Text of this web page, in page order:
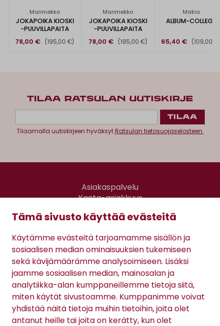
Tämä sivusto käyttää evästeitä
Käytämme evästeitä tarjoamamme sisällön ja
sosiaalisen median ominaisuuksien tukemiseen
sekä kävijämäärämme analysoimiseen. Lisäksi
jaamme sosiaalisen median, mainosalan ja
analytiikka-alan kumppaneillemme tietoja siitä,
miten käytät sivustoamme. Kumppanimme voivat
yhdistää näitä tietoja muihin tietoihin, joita olet
antanut heille tai joita on kerätty, kun olet
Marimekko
JOKAPOIKA KIOSKI
-PUUVILLAPAITA
78,00 €
(195,00 €)
Marimekko
JOKAPOIKA KIOSKI
-PUUVILLAPAITA
78,00 €
(195,00 €)
Makia
ALBUM-COLLEGE
65,40 € (109,00
TILAA RATSULAN UUTISKIRJE
Tilaamalla uutiskirjeen hyväksytRatsulan tietosuojaselosteen.
Asiakaspalvelu
Kanta-asiakkuus
Gomee Ratsula Café
Sopimusehdot
Tietosuojaseloste
Maksutavat